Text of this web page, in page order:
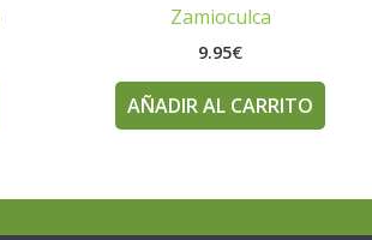
Zamioculca
9.95€
AÑADIR AL CARRITO